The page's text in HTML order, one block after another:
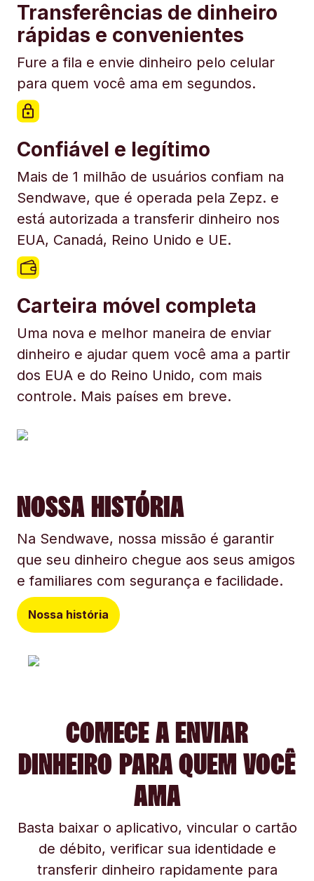
Transferências de dinheiro
rápidas e convenientes
Fure a fila e envie dinheiro pelo celular
para quem você ama em segundos.
Confiável e legítimo
Mais de 1 milhão de usuários confiam na
Sendwave, que é operada pela Zepz. e
está autorizada a transferir dinheiro nos
EUA, Canadá, Reino Unido e UE.
Carteira móvel completa
Uma nova e melhor maneira de enviar
dinheiro e ajudar quem você ama a partir
dos EUA e do Reino Unido, com mais
controle. Mais países em breve.
NOSSA HISTÓRIA
Na Sendwave, nossa missão é garantir
que seu dinheiro chegue aos seus amigos
e familiares com segurança e facilidade.
Nossa história
COMECE A ENVIAR
DINHEIRO PARA QUEM VOCÊ
AMA
Basta baixar o aplicativo, vincular o cartão
de débito, verificar sua identidade e
transferir dinheiro rapidamente para